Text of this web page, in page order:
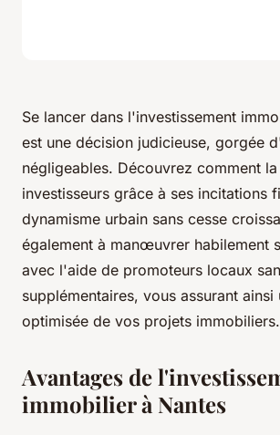
Se lancer dans l'investissement
est une décision judicieuse, gorgée
négligeables. Découvrez comment
investisseurs grâce à ses incitations
dynamisme urbain sans cesse
également à manœuvrer habilement
avec l'aide de promoteurs locaux
supplémentaires, vous assurant ainsi
optimisée de vos projets immobiliers.
Avantages de
immobilier à Nantes